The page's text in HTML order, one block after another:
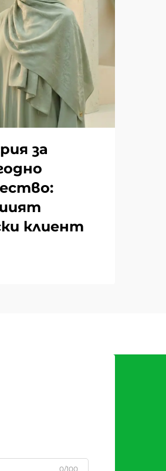
за
клиент
0/100